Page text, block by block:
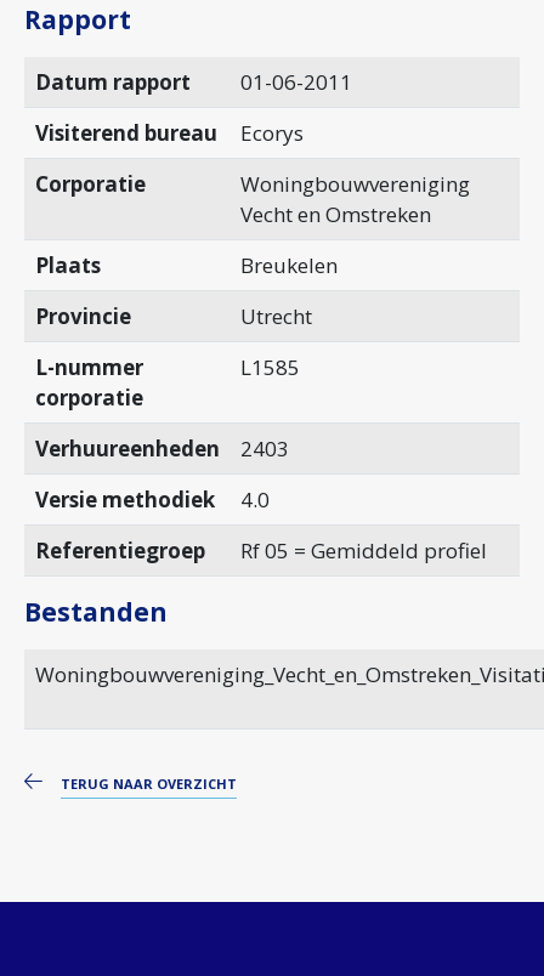
Rapport
Datum rapport
01-06-2011
Visiterend bureau
Ecorys
Corporatie
Woningbouwvereniging
Vecht en Omstreken
Plaats
Breukelen
Provincie
Utrecht
L-nummer
corporatie
L1585
Verhuureenheden
2403
Versie methodiek
4.0
Referentiegroep
Rf 05 = Gemiddeld profiel
Bestanden
TERUG NAAR OVERZICHT